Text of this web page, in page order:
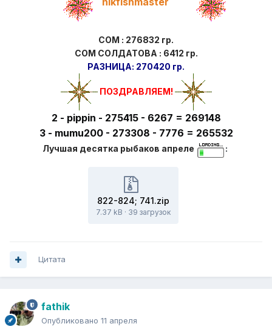
СОМ : 276832 гр.
СОМ СОЛДАТОВА : 6412 гр.
РАЗНИЦА: 270420 гр.
ПОЗДРАВЛЯЕМ!
2 - pippin - 275415 - 6267 = 269148
3 - mumu200 - 273308 - 7776 = 265532
Лучшая десятка рыбаков апреле :
822-824; 741.zip
7.37 kB · 39 загрузок
Цитата
fathik
Опубликовано 11 апреля